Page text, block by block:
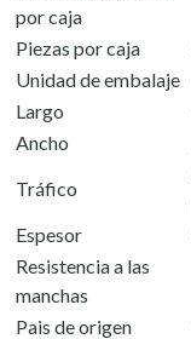
por caja
Piezas por caja
Unidad de embalaje
Largo
Ancho
Tráfico
Espesor
Resistencia a las
manchas
Pais de origen